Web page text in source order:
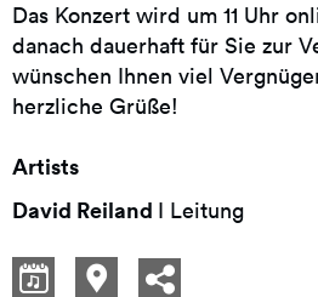
Das Konzert wird um 11 Uhr
danach dauerhaft für Sie zur
wünschen Ihnen viel
herzliche Grüße!
Artists
David Reiland I Leitung